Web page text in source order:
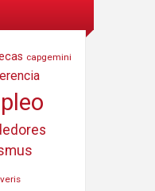
capgemini